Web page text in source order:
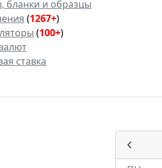
бланки и образцы
(1267+)
(100+)
ставка